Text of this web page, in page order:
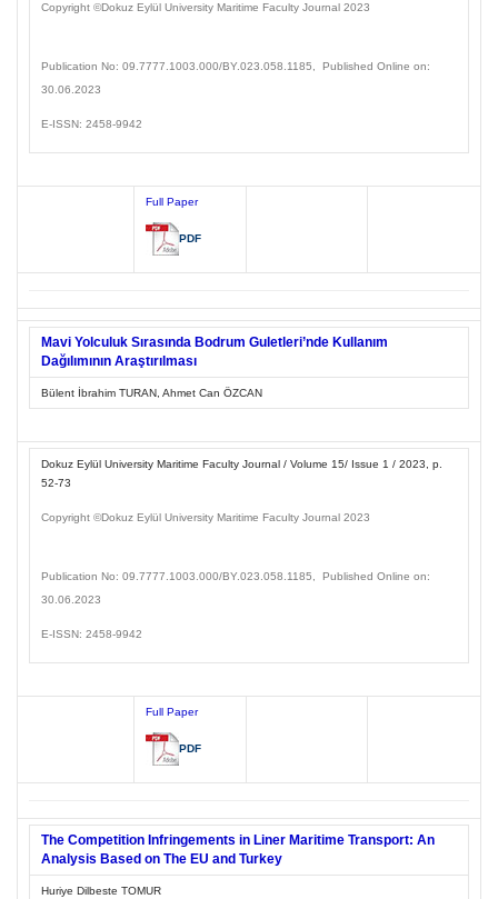
Copyright ©Dokuz Eylül University Maritime Faculty Journal 2023
Publication No: 09.7777.1003.000/BY.023.058.1185, Published Online on:
30.06.2023
E-ISSN: 2458-9942
Full Paper
PDF
Mavi Yolculuk Sırasında Bodrum Guletleri’nde Kullanım
Dağılımının Araştırılması
Bülent İbrahim TURAN, Ahmet Can ÖZCAN
Dokuz Eylül University Maritime Faculty Journal / Volume 15/ Issue 1 / 2023, p.
52-73
Copyright ©Dokuz Eylül University Maritime Faculty Journal 2023
Publication No: 09.7777.1003.000/BY.023.058.1185, Published Online on:
30.06.2023
E-ISSN: 2458-9942
Full Paper
PDF
The Competition Infringements in Liner Maritime Transport: An
Analysis Based on The EU and Turkey
Huriye Dilbeste TOMUR